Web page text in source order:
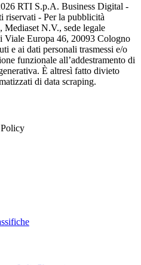
RTI S.p.A. Business Digital -
riservati - Per la pubblicità
N.V., sede legale
Viale Europa 46, 20093 Cologno
e ai dati personali trasmessi e/o
funzionale all’addestramento di
È altresì fatto divieto
di data scraping.